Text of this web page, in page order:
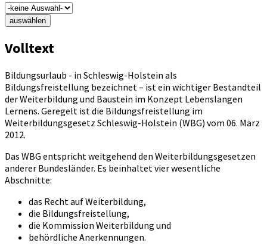
auswählen
Volltext
Bildungsurlaub - in Schleswig-Holstein als
Bildungsfreistellung bezeichnet – ist ein wichtiger Bestandteil
der Weiterbildung und Baustein im Konzept Lebenslangen
Lernens. Geregelt ist die Bildungsfreistellung im
Weiterbildungsgesetz Schleswig-Holstein (WBG) vom 06. März
2012.
Das WBG entspricht weitgehend den Weiterbildungsgesetzen
anderer Bundesländer. Es beinhaltet vier wesentliche
Abschnitte:
das Recht auf Weiterbildung,
die Bildungsfreistellung,
die Kommission Weiterbildung und
behördliche Anerkennungen.